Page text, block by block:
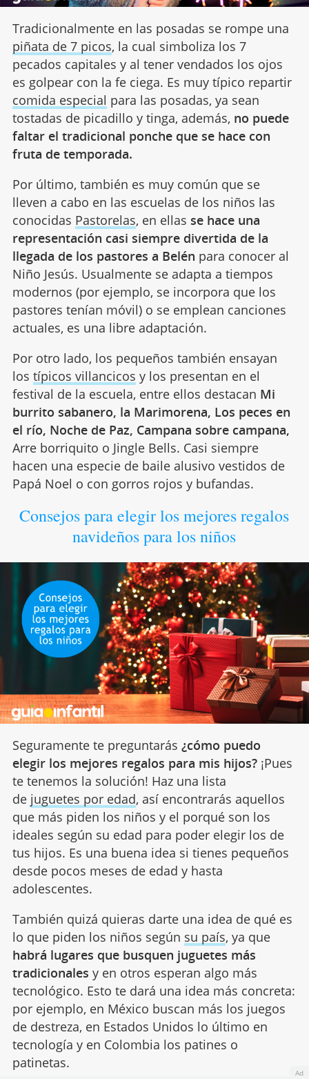
Tradicionalmente en las posadas se rompe una
piñata de 7 picos, la cual simboliza los 7
pecados capitales y al tener vendados los ojos
es golpear con la fe ciega. Es muy típico repartir
comida especial para las posadas, ya sean
tostadas de picadillo y tinga, además, no puede
faltar el tradicional ponche que se hace con
fruta de temporada.
Por último, también es muy común que se
lleven a cabo en las escuelas de los niños las
conocidas Pastorelas, en ellas se hace una
representación casi siempre divertida de la
llegada de los pastores a Belén para conocer al
Niño Jesús. Usualmente se adapta a tiempos
modernos (por ejemplo, se incorpora que los
pastores tenían móvil) o se emplean canciones
actuales, es una libre adaptación.
Por otro lado, los pequeños también ensayan
los típicos villancicos y los presentan en el
festival de la escuela, entre ellos destacan Mi
burrito sabanero, la Marimorena, Los peces en
el río, Noche de Paz, Campana sobre campana,
Arre borriquito o Jingle Bells. Casi siempre
hacen una especie de baile alusivo vestidos de
Papá Noel o con gorros rojos y bufandas.
Consejos para elegir los mejores regalos
navideños para los niños
Seguramente te preguntarás ¿cómo puedo
elegir los mejores regalos para mis hijos?¡Pues
te tenemos la solución! Haz una lista
de juguetes por edad, así encontrarás aquellos
que más piden los niños y el porqué son los
ideales según su edad para poder elegir los de
tus hijos. Es una buena idea si tienes pequeños
desde pocos meses de edad y hasta
adolescentes.
También quizá quieras darte una idea de qué es
lo que piden los niños según su país, ya que
habrá lugares que busquen juguetes más
tradicionales y en otros esperan algo más
tecnológico. Esto te dará una idea más concreta:
por ejemplo, en México buscan más los juegos
de destreza, en Estados Unidos lo último en
tecnología y en Colombia los patines o
patinetas.
Ad